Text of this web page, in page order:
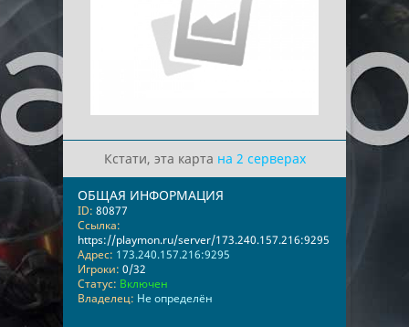
Кстати, эта карта на 2 серверах
ОБЩАЯ ИНФОРМАЦИЯ
ID: 80877
Ссылка:
https://playmon.ru/server/173.240.157.216:9295
Адрес: 173.240.157.216:9295
Игроки: 0/32
Статус: Включен
Владелец: Не определён